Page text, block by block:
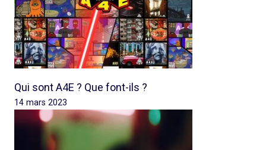
Qui sont A4E ? Que font-ils ?
14 mars 2023